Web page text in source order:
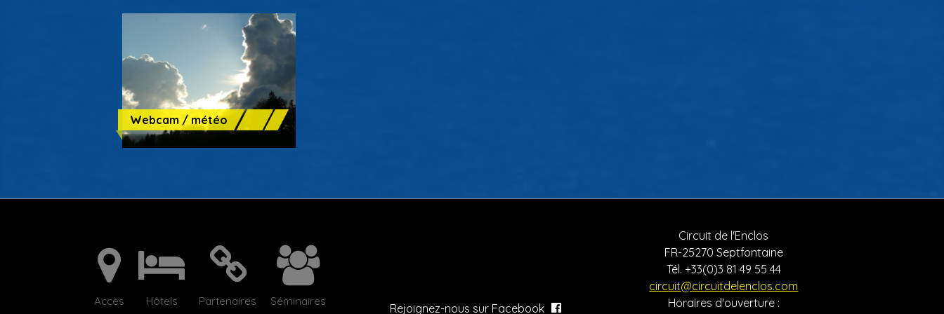
Webcam / météo
Accès Hôtels Partenaires Séminaires Rejoignez-nous sur Facebook
Circuit de l'Enclos
FR-25270 Septfontaine
Tél. +33(0)3 81 49 55 44
circuit@circuitdelenclos.com
Horaires d'ouverture :